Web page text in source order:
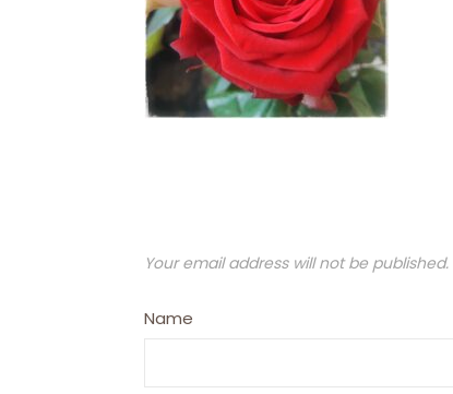
Your email address will not be published.
Name